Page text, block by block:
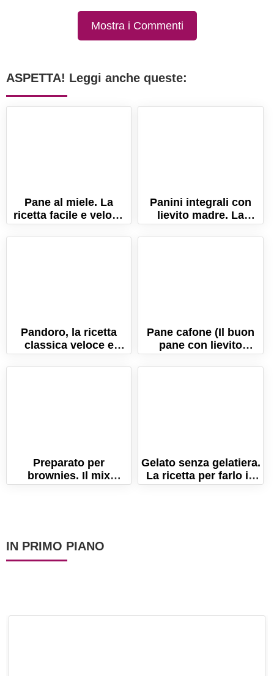
Mostra i Commenti
ASPETTA! Leggi anche queste:
Pane al miele. La
ricetta facile e veloce
del pane fatto in casa!
Panini integrali con
lievito madre. La
ricetta a lunga
lievitazione!
Pandoro, la ricetta
classica veloce e
senza sfogliatura!
Pane cafone (Il buon
pane con lievito
madre) La ricetta
Napoletana
Preparato per
brownies. Il mix
pronto da usare: idea
Gelato senza gelatiera.
La ricetta per farlo in
casa cremosissimo!
IN PRIMO PIANO